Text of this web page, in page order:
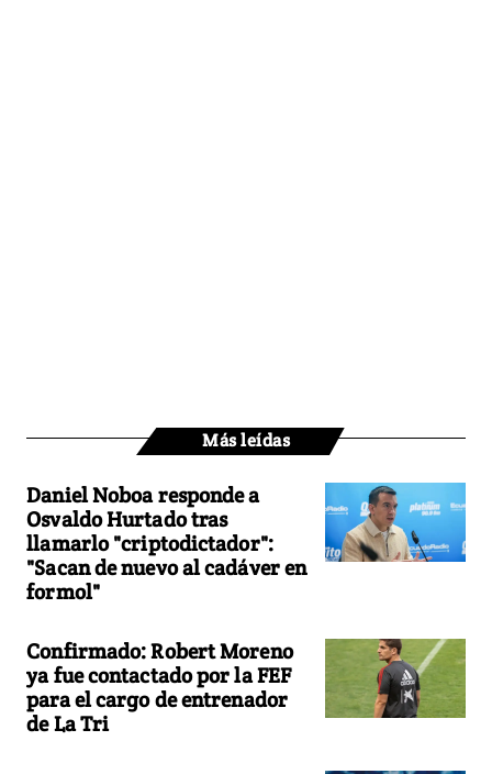
Más leídas
Daniel Noboa responde a
Osvaldo Hurtado tras
llamarlo "criptodictador":
"Sacan de nuevo al cadáver en
formol"
Confirmado: Robert Moreno
ya fue contactado por la FEF
para el cargo de entrenador
de La Tri